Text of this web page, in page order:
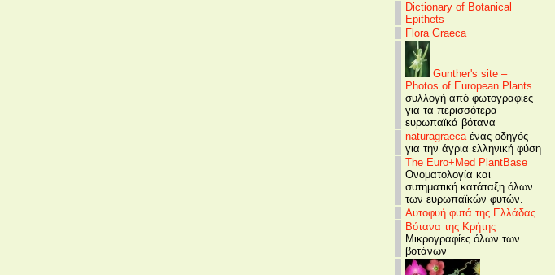
Dictionary of Botanical
Epithets
Flora Graeca
Gunther's site –
Photos of European Plants
συλλογή από φωτογραφίες
για τα περισσότερα
ευρωπαϊκά βότανα
naturagraecaένας οδηγός
για την άγρια ελληνική φύση
The Euro+Med PlantBase
Ονοματολογία και
συτηματική κατάταξη όλων
των ευρωπαϊκών φυτών.
Αυτοφυή φυτά της Ελλάδας
Βότανα της Κρήτης
Μικρογραφίες όλων των
βοτάνων